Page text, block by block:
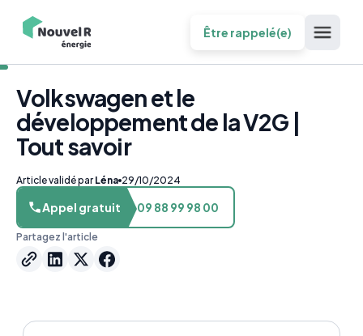
Être rappelé(e)
Volkswagen et le
développement de la V2G |
Tout savoir
Article validé par Léna 29/10/2024
Appel gratuit 09 88 99 98 00
Partagez l'article